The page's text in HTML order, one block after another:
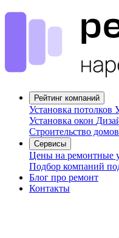
Рейтинг компаний
Установка потолков
Установка окон
Строительство домов
Сервисы
Цены на ремонтные
Подбор компаний
Блог про ремонт
Контакты